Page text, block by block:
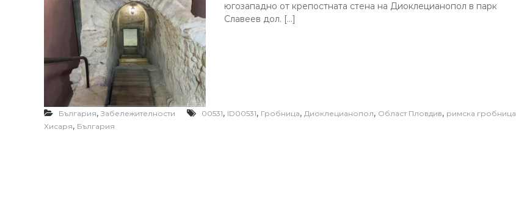
югозападно от крепостната стена на Диоклецианопол в парк
Славеев дол. […]
България, Забележителности 00531, ID00531, Гробница, Диоклецианопол, Област Пловдив, римска гробница
Хисаря, България